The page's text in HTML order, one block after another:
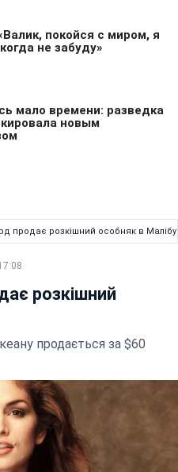
продає розкішний особняк в Малібу
розкішний
продається за $60